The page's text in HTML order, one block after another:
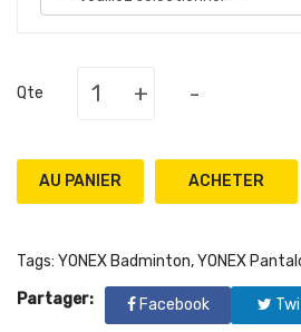
Qte + -
AU PANIER
Tags: YONEX Badminton,YONEX
Partager:
Facebook